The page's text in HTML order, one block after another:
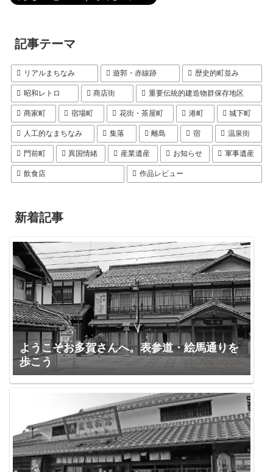
記事テーマ
リアルまちなみ 遊郭・赤線跡 歴史的町並み
昭和レトロ 商店街 重要伝統的建造物群保存地区
商家町 宿場町 花街・茶屋町 港町 城下町
人工的なまちなみ 集落 離島 宿 温泉街
門前町 異国情緒 産業遺産 お知らせ 軍事遺産
飲食店 作品レビュー
新着記事
ようこそお多賀さんへ。表参道・絵馬通りを
歩こう